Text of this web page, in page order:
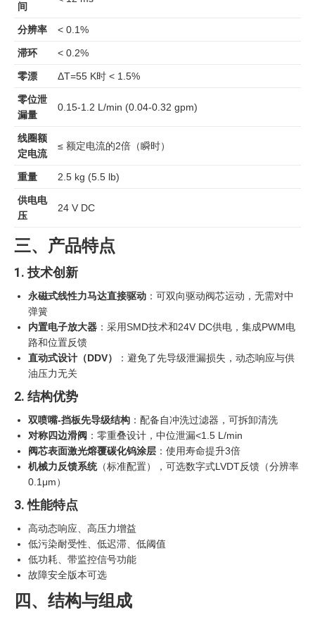
间
分辨率 < 0.1%
滞环 < 0.2%
零漂 ΔT=55 K时 < 1.5%
零位泄
漏量
0.15-1.2 L/min (0.04-0.32 gpm)
线圈额
定电流
≤ 额定电流的2倍（瞬时）
重量 2.5 kg (5.5 lb)
供电电
压
24 V DC
三、产品特点
1. 技术创新
永磁式线性力马达直接驱动 ：可双向驱动阀芯运动，无需对中
弹簧
内置电子放大器 ：采用SMD技术和24V DC供电，集成PWM电
路和位置反馈
直动式设计（DDV）
‍：避免了先导级泄漏损失，动态响应与供
油压力无关
2. 结构优势
双喷嘴-挡板先导级结构 ：配备自冲洗过滤器，可拆卸清洗
对称四边滑阀 ：零重叠设计，中位泄漏<1.5 L/min
阀芯表面激光熔覆碳化钨涂层 ：使用寿命提升3倍
机械力反馈系统（标准配置），可选数字式LVDT反馈（分辨率
0.1μm）
3. 性能特点
高动态响应、高压力增益
低污染耐受性、低迟滞、低阈值
低功耗、带监控信号功能
故障安全版本可选
四、结构与组成